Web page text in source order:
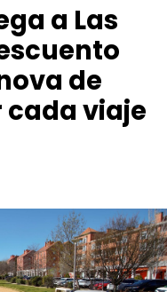
a Las
de
cada viaje